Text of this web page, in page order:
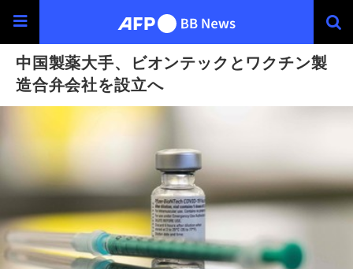
中国製薬大手、ビオンテックとワクチン製
造合弁会社を設立へ